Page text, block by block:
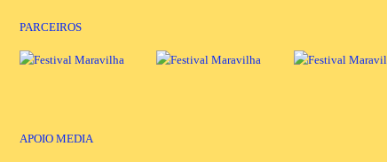
PARCEIROS
APOIO MEDIA